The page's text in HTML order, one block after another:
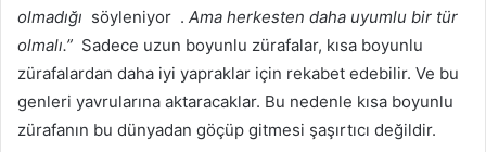
olmadığı söyleniyor . Ama herkesten daha uyumlu bir tür
olmalı.” Sadece uzun boyunlu zürafalar, kısa boyunlu
zürafalardan daha iyi yapraklar için rekabet edebilir. Ve bu
genleri yavrularına aktaracaklar. Bu nedenle kısa boyunlu
zürafanın bu dünyadan göçüp gitmesi şaşırtıcı değildir.